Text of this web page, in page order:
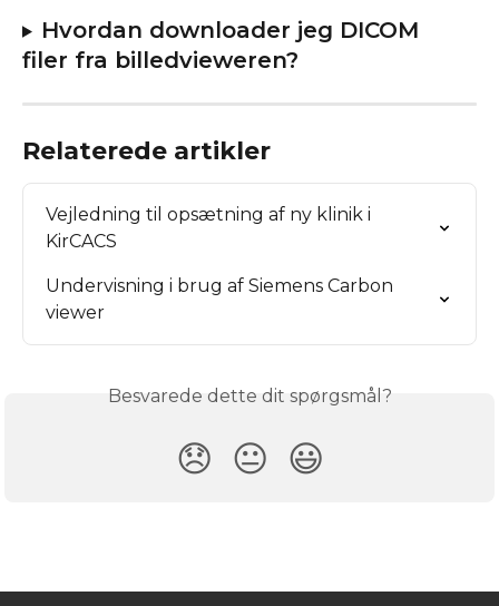
Hvordan downloader jeg DICOM
filer fra billedvieweren?
Relaterede artikler
Vejledning til opsætning af ny klinik i
KirCACS
Undervisning i brug af Siemens Carbon
viewer
Besvarede dette dit spørgsmål?
😞 😐 😃